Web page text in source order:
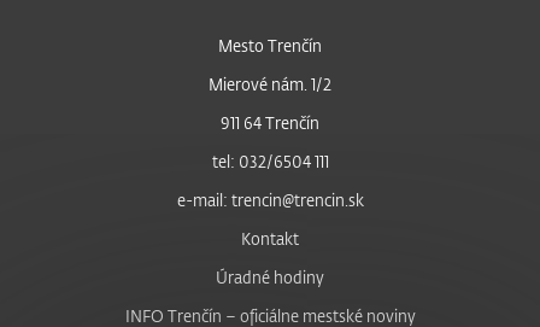
Mesto Trenčín
Mierové nám. 1/2
911 64 Trenčín
tel: 032/6504 111
e-mail: trencin@trencin.sk
Kontakt
Úradné hodiny
INFO Trenčín – oficiálne mestské noviny